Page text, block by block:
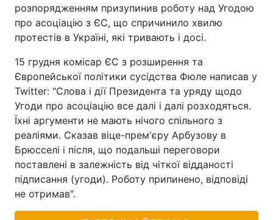
розпорядженням призупинив роботу над Угодою
про асоціацію з ЄС, що спричинило хвилю
протестів в Україні, які тривають і досі.
15 грудня комісар ЄС з розширення та
Європейської політики сусідства Фюле написав у
Twitter: "Слова і дії Президента та уряду щодо
Угоди про асоціацію все далі і далі розходяться.
Їхні аргументи не мають нічого спільного з
реаліями. Сказав віце-прем'єру Арбузову в
Брюсселі і після, що подальші переговори
поставлені в залежність від чіткої відданості
підписання (угоди). Роботу припинено, відповіді
не отримав".